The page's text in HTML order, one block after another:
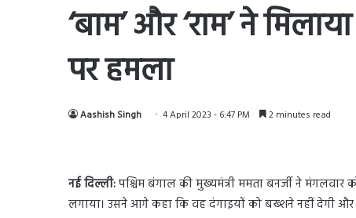
‘बाम’ और ‘राम’ ने
पर हमला
Aashish Singh 4 April 2023 - 6:47 PM 2 minutes read
नई दिल्ली:पश्चिम बंगाल की मुख्यमंत्री ममता बनर्जी ने
लगाया। उसने आगे कहा कि वह दंगाइयों को बख्शने नहीं देगी और